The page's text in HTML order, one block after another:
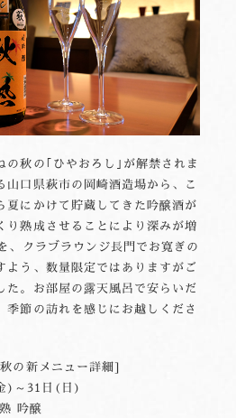
の秋の｢ひやおろし｣が解禁されま
山口県萩市の岡崎酒造場から、こ
夏にかけて貯蔵してきた吟醸酒が
り熟成させることにより深みが増
、クラブラウンジ長門でお寛ぎの
よう、数量限定ではありますがご
た。お部屋の露天風呂で安らいだ
季節の訪れを感じにお越しくださ
の新メニュー詳細]
)～31日(日)
熟 吟醸